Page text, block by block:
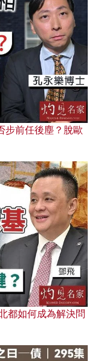
步前任後塵？脫歐
都如何成為解決問